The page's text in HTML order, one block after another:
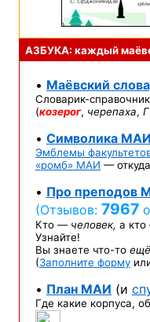
АЗБУКА: каждый
• Маёвский
Словарик-справочник
(козерог, черепаха,
• Символика МАИ
Эмблемы
«ромб» МАИ —
• Про преподов
(Отзывов: 7967 о
Кто — человек, а
Узнайте!
Вы знаете что-то
(Заполните форму
• План МАИ (и
Где какие корпуса,